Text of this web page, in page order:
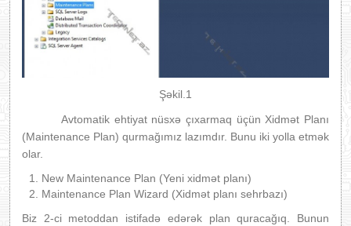
Şəkil.1
Avtomatik ehtiyat nüsxə çıxarmaq üçün Xidmət Planı
(Maintenance Plan) qurmağımız lazımdır. Bunu iki yolla etmək
olar.
New Maintenance Plan (Yeni xidmət planı)
Maintenance Plan Wizard (Xidmət planı sehrbazı)
Biz 2-ci metoddan istifadə edərək plan quracağıq. Bunun